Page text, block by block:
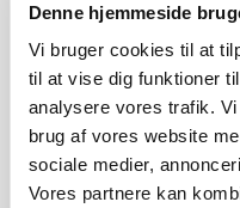
Denne hjemmeside
Vi bruger cookies til at
til at vise dig funktioner
analysere vores trafik.
brug af vores website
sociale medier,
Vores partnere kan
MARKEDSFOKUS